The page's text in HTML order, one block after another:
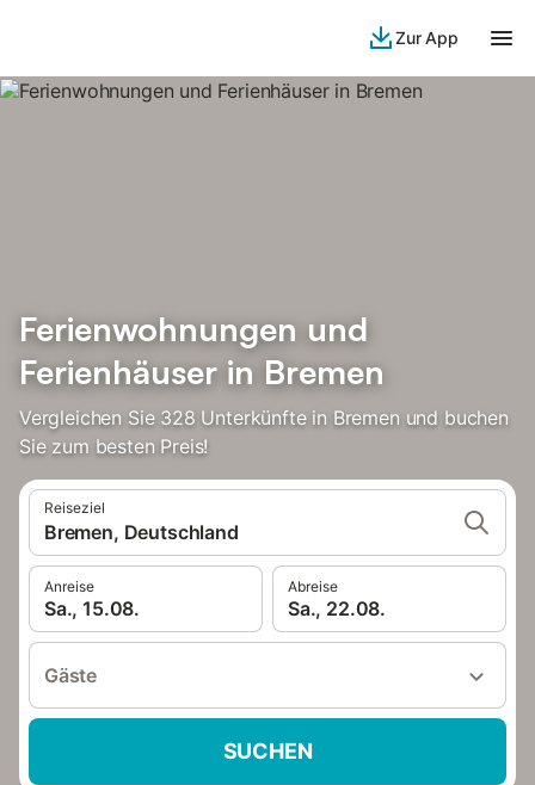
Zur App
Ferienwohnungen und
Ferienhäuser in Bremen
Vergleichen Sie 328 Unterkünfte in Bremen und buchen
Sie zum besten Preis!
Reiseziel
Bremen, Deutschland
Anreise
Sa., 15.08.
Abreise
Sa., 22.08.
Gäste
SUCHEN